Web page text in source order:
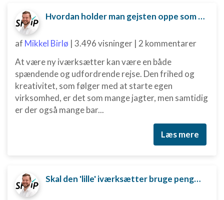
Hvordan holder man gejsten oppe som ny iværksætter?
af Mikkel Birlø | 3.496 visninger | 2 kommentarer
At være ny iværksætter kan være en både
spændende og udfordrende rejse. Den frihed og
kreativitet, som følger med at starte egen
virksomhed, er det som mange jagter, men samtidig
er der også mange bar...
Læs mere
Skal den 'lille' iværksætter bruge penge på digital marketing?